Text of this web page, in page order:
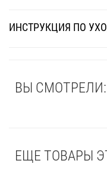
ИНСТРУКЦИЯ ПО
ВЫ СМОТРЕЛИ:
ЕЩЕ ТОВАРЫ